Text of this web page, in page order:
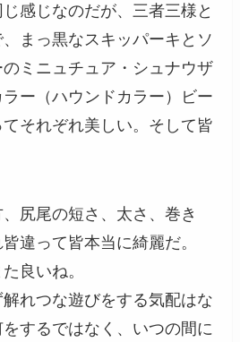
感じなのだが、三者三様と
まっ黒なスキッパーキとソ
ミニュチュア・シュナウザ
ー（ハウンドカラー）ビー
それぞれ美しい。そして皆
尻尾の短さ、太さ、巻き
違って皆本当に綺麗だ。
良いね。
れつな遊びをする気配はな
するではなく、いつの間に